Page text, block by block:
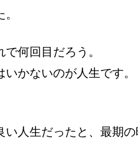
何回目だろう。
かないのが人生です。
人生だったと、最期